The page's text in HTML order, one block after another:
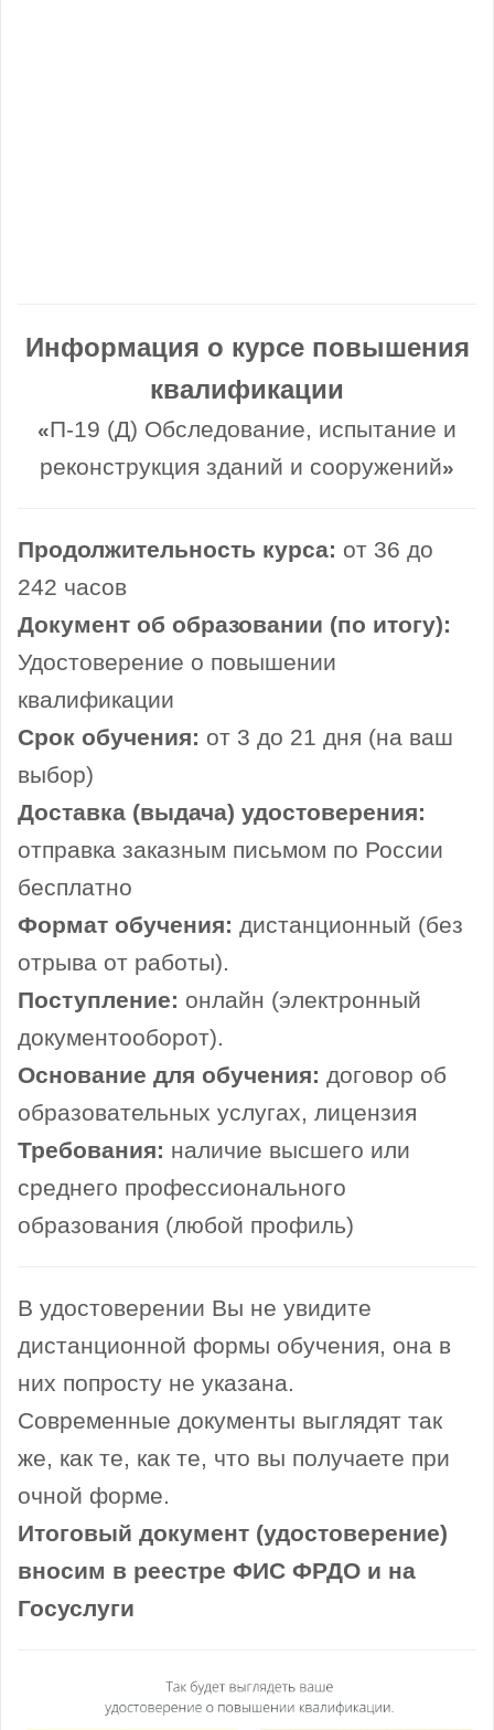
Информация о курсе повышения
квалификации
«П-19 (Д) Обследование, испытание и
реконструкция зданий и сооружений»
Продолжительность курса: от 36 до
242 часов
Документ об образовании (по итогу):
Удостоверение о повышении
квалификации
Срок обучения: от 3 до 21 дня (на ваш
выбор)
Доставка (выдача) удостоверения:
отправка заказным письмом по России
бесплатно
Формат обучения: дистанционный (без
отрыва от работы).
Поступление: онлайн (электронный
документооборот).
Основание для обучения: договор об
образовательных услугах, лицензия
Требования: наличие высшего или
среднего профессионального
образования (любой профиль)
В удостоверении Вы не увидите
дистанционной формы обучения, она в
них попросту не указана.
Современные документы выглядят так
же, как те, как те, что вы получаете при
очной форме.
Итоговый документ (удостоверение)
вносим в реестре ФИС ФРДО и на
Госуслуги